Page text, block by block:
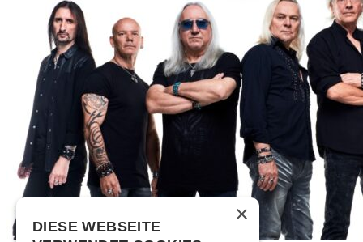
×
DIESE WEBSEITE